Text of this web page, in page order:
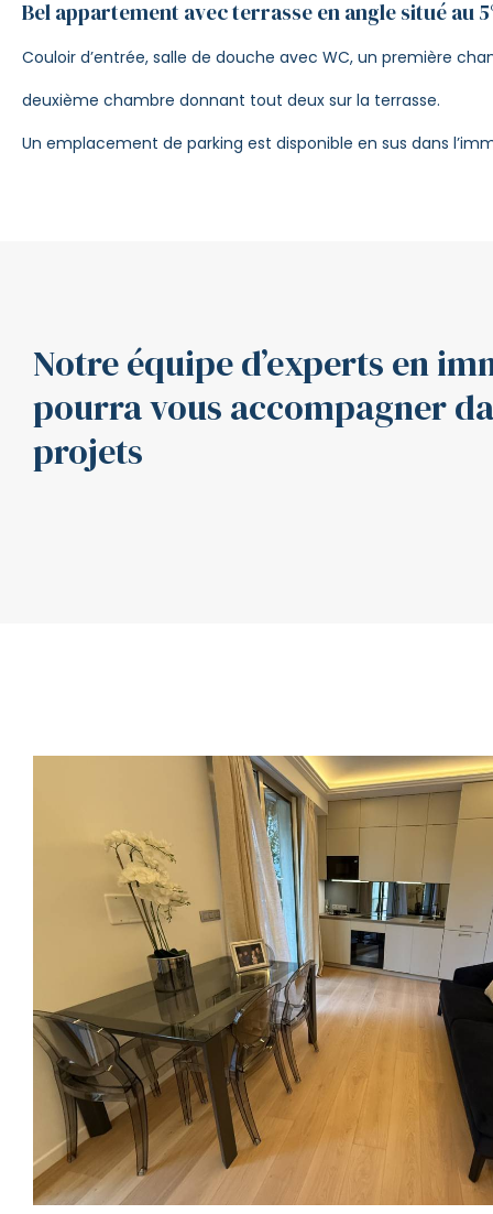
Bel appartement avec terrasse en angle situé au
Couloir d’entrée, salle de douche avec WC, un première
deuxième chambre donnant tout deux sur la terrasse.
Un emplacement de parking est disponible en sus dans
Notre équipe d’experts en
pourra vous accompagner
projets